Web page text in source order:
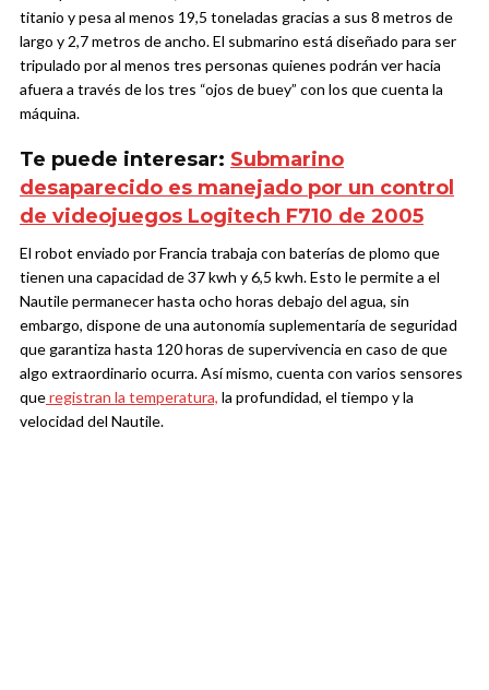
titanio y pesa al menos 19,5 toneladas gracias a sus 8 metros de
largo y 2,7 metros de ancho. El submarino está diseñado para ser
tripulado por al menos tres personas quienes podrán ver hacia
afuera a través de los tres “ojos de buey” con los que cuenta la
máquina.
Te puede interesar: Submarino
desaparecido es manejado por un control
de videojuegos Logitech F710 de 2005
El robot enviado por Francia trabaja con baterías de plomo que
tienen una capacidad de 37 kwh y 6,5 kwh. Esto le permite a el
Nautile permanecer hasta ocho horas debajo del agua, sin
embargo, dispone de una autonomía suplementaría de seguridad
que garantiza hasta 120 horas de supervivencia en caso de que
algo extraordinario ocurra. Así mismo, cuenta con varios sensores
queregistran la temperatura, la profundidad, el tiempo y la
velocidad del Nautile.